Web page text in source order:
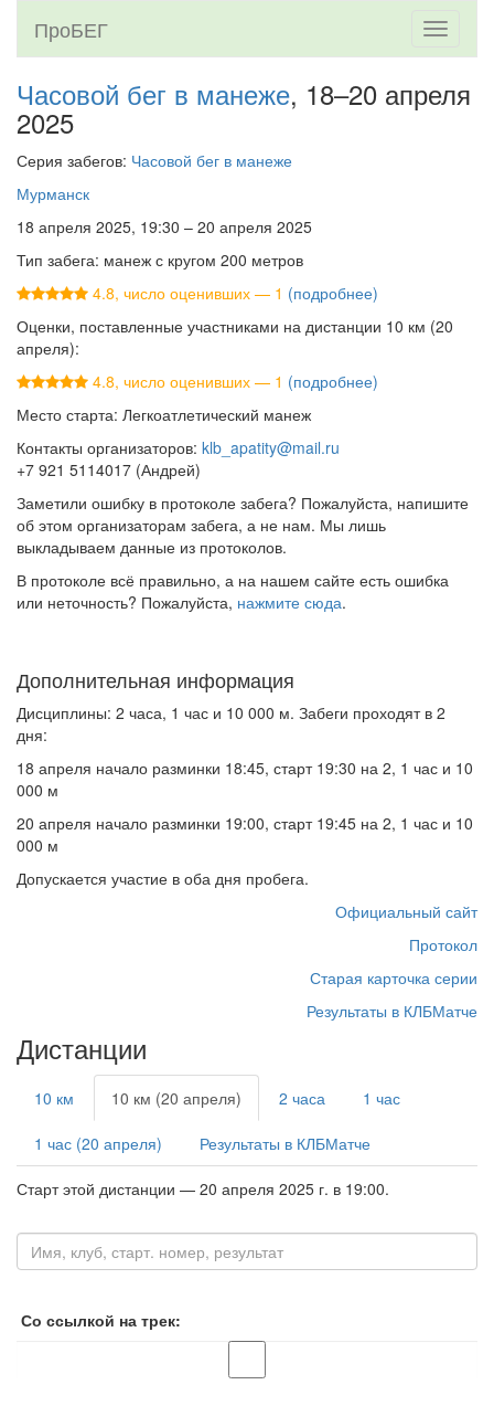
Toggle
ПроБЕГ
Часовой бег в манеже, 18–20 апреля
2025
Серия забегов: Часовой бег в манеже
Мурманск
18 апреля 2025, 19:30 – 20 апреля 2025
Тип забега: манеж с кругом 200 метров
4.8, число оценивших — 1 (подробнее)
Оценки, поставленные участниками на дистанции 10 км (20
апреля):
4.8, число оценивших — 1 (подробнее)
Место старта: Легкоатлетический манеж
Контакты организаторов: klb_apatity@mail.ru
+7 921 5114017 (Андрей)
Заметили ошибку в протоколе забега? Пожалуйста, напишите
об этом организаторам забега, а не нам. Мы лишь
выкладываем данные из протоколов.
В протоколе всё правильно, а на нашем сайте есть ошибка
или неточность? Пожалуйста, нажмите сюда.
Дополнительная информация
Дисциплины: 2 часа, 1 час и 10 000 м. Забеги проходят в 2
дня:
18 апреля начало разминки 18:45, старт 19:30 на 2, 1 час и 10
000 м
20 апреля начало разминки 19:00, старт 19:45 на 2, 1 час и 10
000 м
Допускается участие в оба дня пробега.
Официальный сайт
Протокол
Старая карточка серии
Результаты в КЛБМатче
Дистанции
10 км 10 км (20 апреля) 2 часа 1 час
1 час (20 апреля) Результаты в КЛБМатче
Старт этой дистанции — 20 апреля 2025 г. в 19:00.
Со ссылкой на трек: